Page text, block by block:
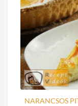
NARANCSOS